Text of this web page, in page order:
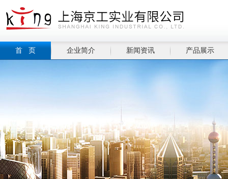
首 页 企业简介 新闻资讯 产品展示